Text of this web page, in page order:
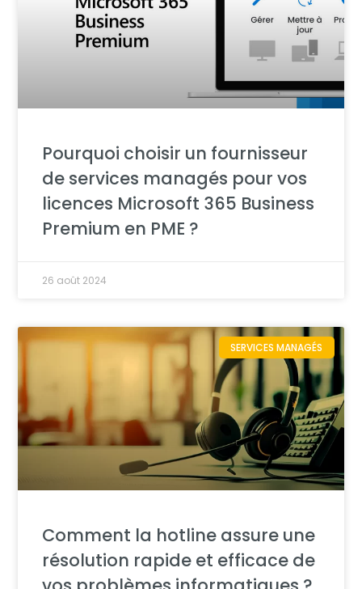
Pourquoi choisir un fournisseur
de services managés pour vos
licences Microsoft 365 Business
Premium en PME ?
26 août 2024
SERVICES MANAGÉS
Comment la hotline assure une
résolution rapide et efficace de